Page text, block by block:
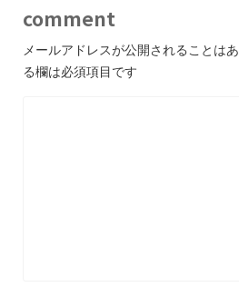
comment
メールアドレスが公開されることはあ
る欄は必須項目です